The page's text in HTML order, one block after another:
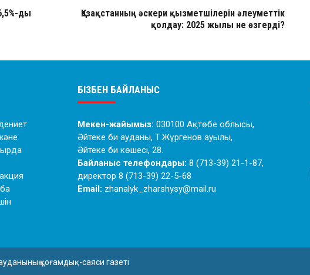
ды
Қазақстанның әскери қызметшілерін әлеуметтік
қолдау: 2025 жылы не өзгерді?
БІЗБЕН БАЙЛАНЫС
Мекен-жайымыз: 030100 Ақтөбе облысы,
Әйтеке би ауданы, Т.Жүргенов ауылы,
Әйтеке би көшесі, 28.
Байланыс телефондары: 8 (713-39) 21-1-87,
директор 8 (713-39) 22-5-68
Email: zhanalyk_zharshysy@mail.ru
қоғамдық-саяси газеті